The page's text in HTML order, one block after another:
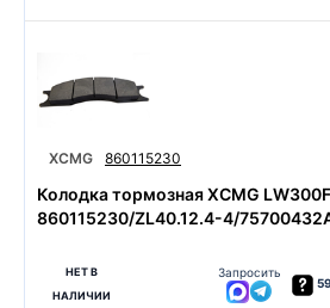
XCMG 860115230
Колодка тормозная XCMG
860115230/ZL40.12.4-4/
НЕТ В
НАЛИЧИИ
Запросить